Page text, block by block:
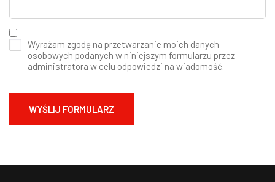
Wyrażam zgodę na przetwarzanie moich danych
osobowych podanych w niniejszym formularzu przez
administratora w celu odpowiedzi na wiadomość.